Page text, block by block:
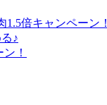
倍キャンペーン！
♪
！